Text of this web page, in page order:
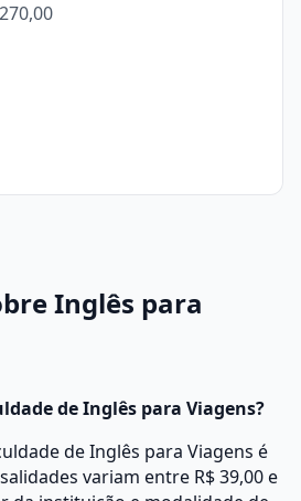
Inglês para
de Inglês para Viagens?
de Inglês para Viagens é
variam entre R$ 39,00 e